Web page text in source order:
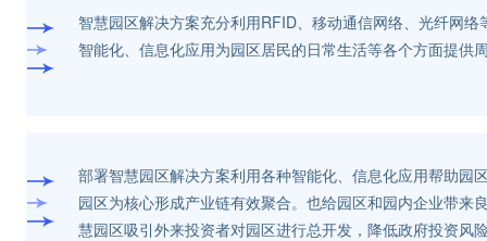
智慧园区解决方案充分利用RFID、移动通信网络、光纤网
智能化、信息化应用为园区居民的日常生活等各个方面提
部署智慧园区解决方案利用各种智能化、信息化应用帮助
园区为核心形成产业链有效聚合。也给园区和园内企业带
慧园区吸引外来投资者对园区进行总开发，降低政府投资